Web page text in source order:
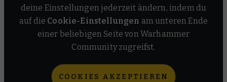
deine Einstellungen jederzeit ändern, indem du
auf die Cookie-Einstellungen am unteren Ende
einer beliebigen Seite von Warhammer
Community zugreifst.
COOKIES AKZEPTIEREN